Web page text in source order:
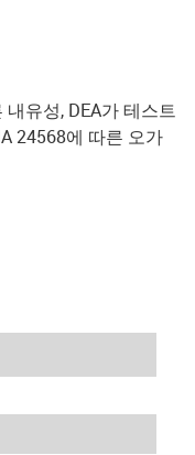
유성, DEA가 테스트
24568에 따른 오가